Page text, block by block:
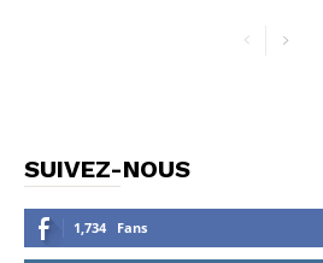
SUIVEZ-NOUS
1,734 Fans